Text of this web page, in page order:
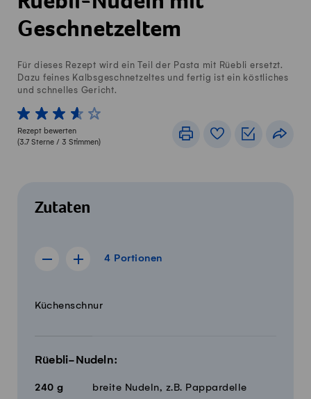
Geschnetzeltem
Für dieses Rezept wird ein Teil der Pasta mit Rüebli ersetzt.
Dazu feines Kalbsgeschnetzeltes und fertig ist ein köstliches
und schnelles Gericht.
1 von 5 Sterne
2 von 5 Sterne
3 von 5 Sterne
4 von 5 Sterne
5 von 5 Sterne
Rezept bewerten
(3.7 Sterne / 3 Stimmen)
DruckenRezeptbuch
Zutaten
4 Portionen
Rezept für 3 Portionen anzeigen
Rezept für 5 Portionen anzeigen
4 Portionen
MengeZutaten
Küchenschnur
Rüebli-Nudeln:
240 g breite Nudeln, z.B. Pappardelle